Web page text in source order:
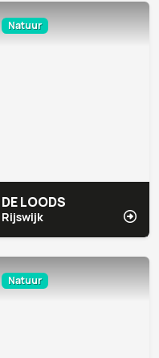
Natuur
DE LOODS
Rijswijk
Natuur